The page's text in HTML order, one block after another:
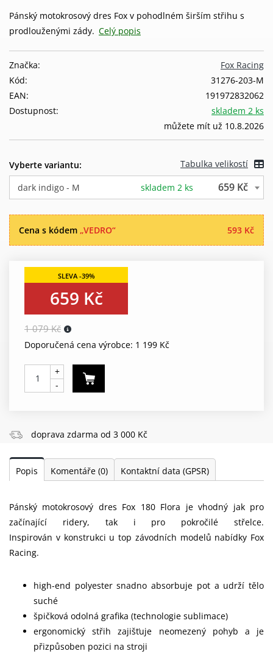
Pánský motokrosový dres Fox v pohodlném širším střihu s
prodlouženými zády. Celý popis
Fox Racing
Značka:
31276-203-M
Kód:
191972832062
EAN:
skladem 2 ks
můžete mít už 10.8.2026
Dostupnost:
Vyberte variantu: Tabulka velikostí
dark indigo - M skladem 2 ks 659 Kč
593 Kč
Cena s kódem „VEDRO“
659 Kč
1 079 Kč
Doporučená cena výrobce: 1 199 Kč
+
-
doprava zdarma od 3 000 Kč
Popis Komentáře (0) Kontaktní data (GPSR)
Pánský motokrosový dres Fox 180 Flora je vhodný jak pro
začínající ridery, tak i pro pokročilé střelce.
Inspirován v konstrukci u top závodních modelů nabídky Fox
Racing.
high-end polyester snadno absorbuje pot a udrží tělo
suché
špičková odolná grafika (technologie sublimace)
ergonomický střih zajišťuje neomezený pohyb a je
přizpůsoben pozici na stroji